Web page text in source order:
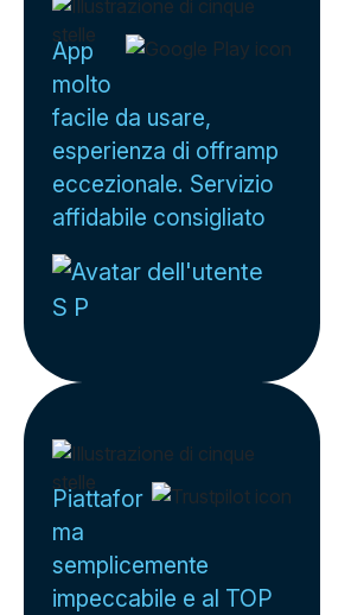
App
molto
facile da usare,
esperienza di offramp
eccezionale. Servizio
affidabile consigliato
S P
Piattafor
ma
semplicemente
impeccabile e al TOP